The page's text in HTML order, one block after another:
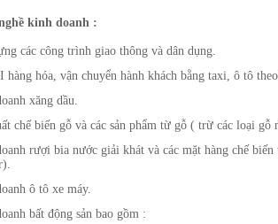
kinh doanh :
các công trình giao thông và dân dụng.
hàng hóa, vận chuyển hành khách bằng taxi, ô tô
xăng dầu.
chế biến gỗ và các sản phẩm từ gỗ ( trừ các loại gỗ
rượi bia nước giải khát và các mặt hàng chế
ô tô xe máy.
bất động sản bao gồm :